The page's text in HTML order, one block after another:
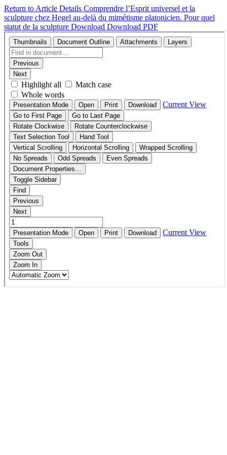
Return to Article Details Comprendre l’Esprit universel et la
sculpture chez Hegel au-delà du mimétisme platonicien. Pour quel
statut de la sculpture Download Download PDF